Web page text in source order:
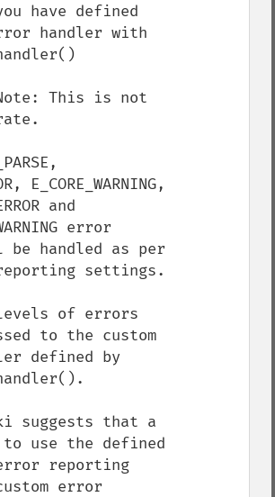
have defined
handler with
This is not
E_CORE_WARNING,
and
error
handled as per
settings.
of errors
to the custom
defined by
suggests that a
to use the defined
reporting
error